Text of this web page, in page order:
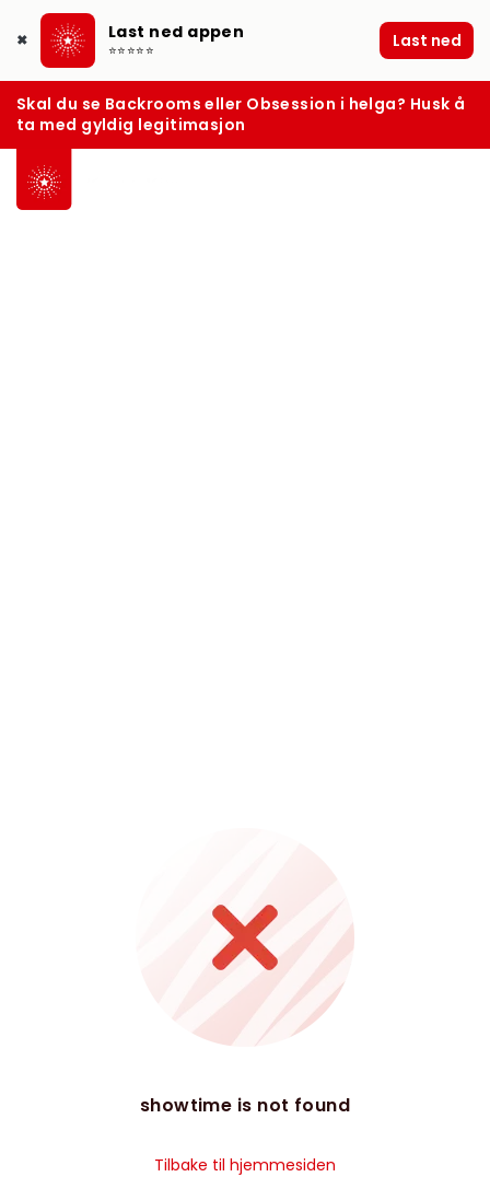
✖ Last ned appen
⭐⭐⭐⭐⭐ Last ned
Skal du se Backrooms eller Obsession i helga? Husk å
ta med gyldig legitimasjon
showtime is not found
Tilbake til hjemmesiden